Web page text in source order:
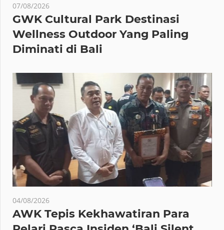
07/08/2026
GWK Cultural Park Destinasi
Wellness Outdoor Yang Paling
Diminati di Bali
04/08/2026
AWK Tepis Kekhawatiran Para